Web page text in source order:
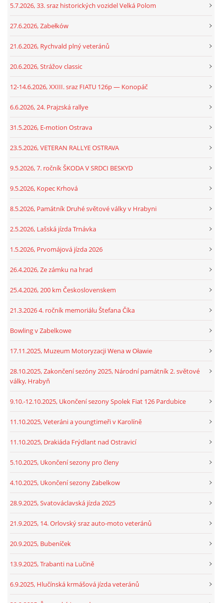
5.7.2026, 33. sraz historických vozidel Velká Polom
27.6.2026, Zabełków
21.6.2026, Rychvald plný veteránů
20.6.2026, Strážov classic
12-14.6.2026, XXIII. sraz FIATU 126p — Konopáč
6.6.2026, 24. Prajzská rallye
31.5.2026, E-motion Ostrava
23.5.2026, VETERAN RALLYE OSTRAVA
9.5.2026, 7. ročník ŠKODA V SRDCI BESKYD
9.5.2026, Kopec Krhová
8.5.2026, Památník Druhé světové války v Hrabyni
2.5.2026, Lašská jízda Trnávka
1.5.2026, Prvomájová jízda 2026
26.4.2026, Ze zámku na hrad
25.4.2026, 200 km Československem
21.3.2026 4. ročník memoriálu Štefana Číka
Bowling v Zabelkowe
17.11.2025, Muzeum Motoryzacji Wena w Oławie
28.10.2025, Zakončení sezóny 2025, Národní památník 2. světové
války, Hrabyň
9.10.-12.10.2025, Ukončení sezony Spolek Fiat 126 Pardubice
11.10.2025, Veteráni a youngtimeři v Karolíně
11.10.2025, Drakiáda Frýdlant nad Ostravicí
5.10.2025, Ukončení sezony pro členy
4.10.2025, Ukončení sezony Zabelkow
28.9.2025, Svatováclavská jízda 2025
21.9.2025, 14. Orlovský sraz auto-moto veteránů
20.9.2025, Bubeníček
13.9.2025, Trabanti na Lučině
6.9.2025, Hlučínská krmášová jízda veteránů